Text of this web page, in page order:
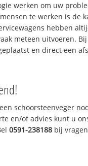
werken om uw
te werken is de
hebben
meteen uitvoeren.
en direct een
schoorsteenveger
en/of advies kunt u
0591-238188 bij